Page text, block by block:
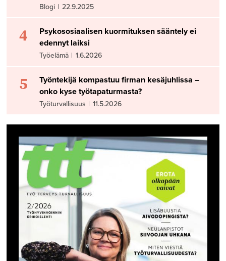
Blogi | 22.9.2025
4
Psykososiaalisen kuormituksen sääntely ei
edennyt laiksi
Työelämä | 1.6.2026
5
Työntekijä kompastuu firman kesäjuhlissa –
onko kyse työtapaturmasta?
Työturvallisuus | 11.5.2026